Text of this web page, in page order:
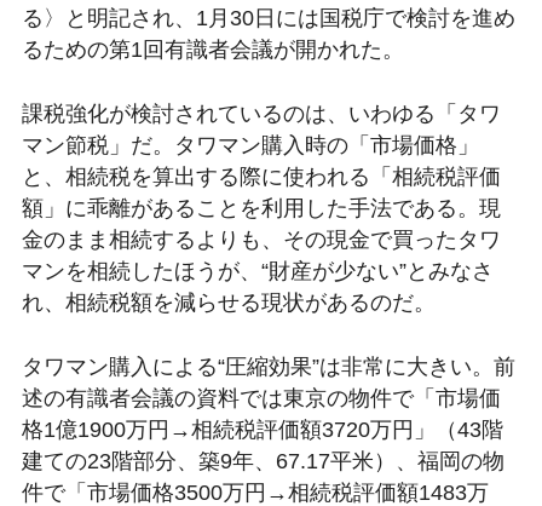
る〉と明記され、1月30日には国税庁で検討を進め
るための第1回有識者会議が開かれた。
課税強化が検討されているのは、いわゆる「タワ
マン節税」だ。タワマン購入時の「市場価格」
と、相続税を算出する際に使われる「相続税評価
額」に乖離があることを利用した手法である。現
金のまま相続するよりも、その現金で買ったタワ
マンを相続したほうが、“財産が少ない”とみなさ
れ、相続税額を減らせる現状があるのだ。
タワマン購入による“圧縮効果”は非常に大きい。前
述の有識者会議の資料では東京の物件で「市場価
格1億1900万円→相続税評価額3720万円」（43階
建ての23階部分、築9年、67.17平米）、福岡の物
件で「市場価格3500万円→相続税評価額1483万